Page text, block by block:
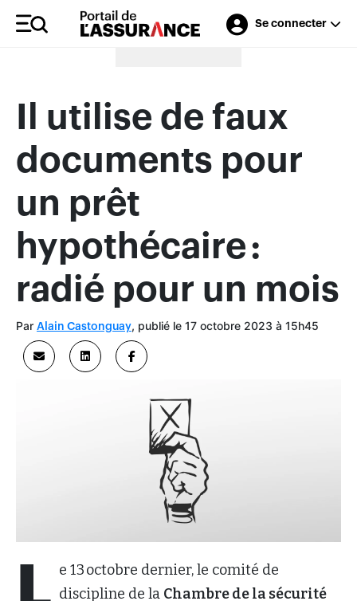
Se connecter
Merci à nos annonceurs
Il utilise de faux
documents pour
un prêt
hypothécaire :
radié pour un mois
Par Alain Castonguay, publié le 17 octobre 2023 à 15h45
e 13 octobre dernier, le comité de
discipline de la Chambre de la sécurité